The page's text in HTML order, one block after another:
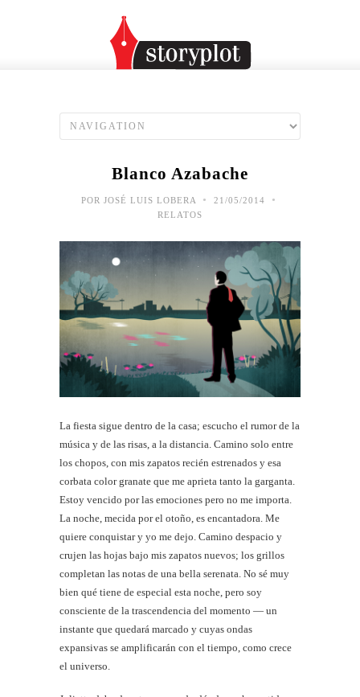
Blanco Azabache
POR JOSÉ LUIS LOBERA • 21/05/2014 •
RELATOS
La fiesta sigue dentro de la casa; escucho el rumor de la
música y de las risas, a la distancia. Camino solo entre
los chopos, con mis zapatos recién estrenados y esa
corbata color granate que me aprieta tanto la garganta.
Estoy vencido por las emociones pero no me importa.
La noche, mecida por el otoño, es encantadora. Me
quiere conquistar y yo me dejo. Camino despacio y
crujen las hojas bajo mis zapatos nuevos; los grillos
completan las notas de una bella serenata. No sé muy
bien qué tiene de especial esta noche, pero soy
consciente de la trascendencia del momento — un
instante que quedará marcado y cuyas ondas
expansivas se amplificarán con el tiempo, como crece
el universo.